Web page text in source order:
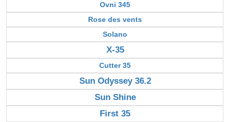
Ovni 345
Rose des vents
Solano
X-35
Cutter 35
Sun Odyssey 36.2
Sun Shine
First 35